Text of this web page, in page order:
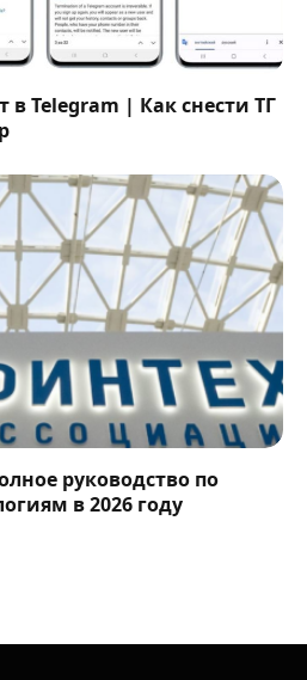
в Telegram | Как снести ТГ
руководство по
в 2026 году